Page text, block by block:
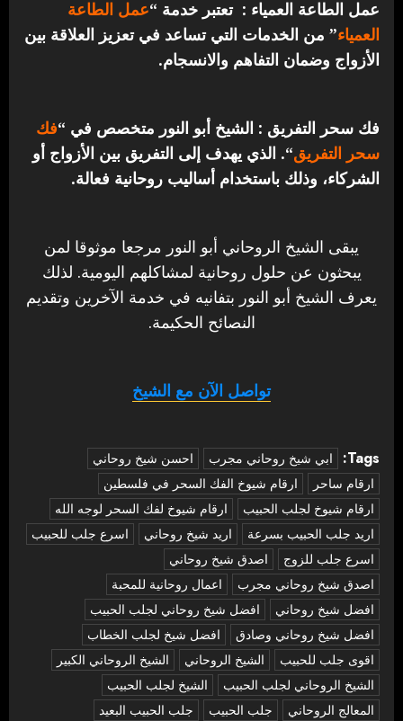
عمل الطاعة العمياء : تعتبر خدمة “عمل الطاعة
العمياء” من الخدمات التي تساعد في تعزيز العلاقة بين
الأزواج وضمان التفاهم والانسجام.
فك سحر التفريق : الشيخ أبو النور متخصص في “فك
سحر التفريق“. الذي يهدف إلى التفريق بين الأزواج أو
الشركاء، وذلك باستخدام أساليب روحانية فعالة.
يبقى الشيخ الروحاني أبو النور مرجعا موثوقا لمن
يبحثون عن حلول روحانية لمشاكلهم اليومية. لذلك
يعرف الشيخ أبو النور بتفانيه في خدمة الآخرين وتقديم
النصائح الحكيمة.
تواصل الآن مع الشيخ
Tags: ‏ابي شيخ روحاني مجرب
احسن شيخ روحاني
ارقام ساحر
ارقام شيوخ الفك السحر في فلسطين
ارقام شيوخ لجلب الحبيب
ارقام شيوخ لفك السحر لوجه الله
اريد جلب الحبيب بسرعة
اريد شيخ روحاني
اسرع جلب للحبيب
اسرع جلب للزوج
اصدق شيخ روحاني
اصدق شيخ روحاني مجرب
اعمال روحانية للمحبة
افضل شيخ روحاني
افضل شيخ روحاني لجلب الحبيب
افضل شيخ روحاني وصادق
افضل شيخ لجلب الخطاب
اقوى جلب للحبيب
الشيخ الروحاني
الشيخ الروحاني الكبير
الشيخ الروحاني لجلب الحبيب
الشيخ لجلب الحبيب
المعالج الروحاني
جلب الحبيب
جلب الحبيب البعيد